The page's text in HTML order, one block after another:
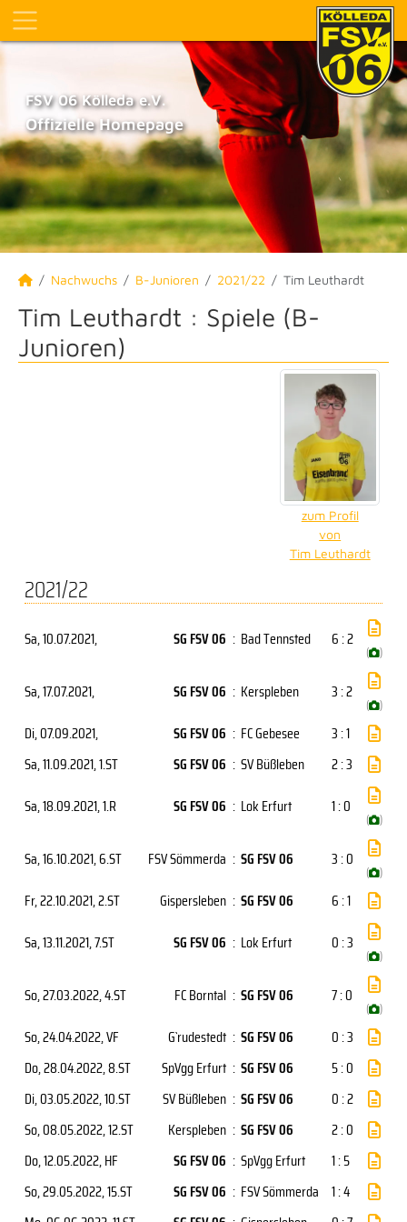
FSV 06 Kölleda e.V.
Offizielle Homepage
Nachwuchs B-Junioren 2021/22 Tim Leuthardt
Tim Leuthardt : Spiele (B-
Junioren)
zum Profil
von
Tim Leuthardt
2021/22
Sa, 10.07.2021, SG FSV 06 : Bad Tennsted 6 : 2
( )
Sa, 17.07.2021, SG FSV 06 : Kerspleben 3 : 2
( )
Di, 07.09.2021, SG FSV 06 : FC Gebesee
3 : 1
Sa, 11.09.2021, 1.ST SG FSV 06 : SV Büßleben
2 : 3
Sa, 18.09.2021, 1.R SG FSV 06 : Lok Erfurt 1 : 0
( )
Sa, 16.10.2021, 6.ST FSV Sömmerda : SG FSV 06 3 : 0
( )
Fr, 22.10.2021, 2.ST Gispersleben : SG FSV 06
6 : 1
Sa, 13.11.2021, 7.ST SG FSV 06 : Lok Erfurt 0 : 3
( )
So, 27.03.2022, 4.ST FC Borntal : SG FSV 06 7 : 0
( )
So, 24.04.2022, VF G`rudestedt : SG FSV 06
0 : 3
Do, 28.04.2022, 8.ST SpVgg Erfurt : SG FSV 06
5 : 0
Di, 03.05.2022, 10.ST SV Büßleben : SG FSV 06
0 : 2
So, 08.05.2022, 12.ST Kerspleben : SG FSV 06
2 : 0
Do, 12.05.2022, HF SG FSV 06 : SpVgg Erfurt
1 : 5
So, 29.05.2022, 15.ST SG FSV 06 : FSV Sömmerda 1 : 4